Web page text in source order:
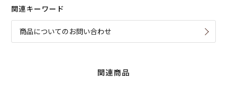
関連キーワード
商品についてのお問い合わせ
関連商品